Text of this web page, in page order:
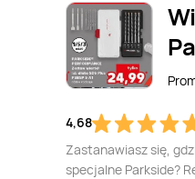
4,68
Zastanawiasz się,
specjalne Parkside?